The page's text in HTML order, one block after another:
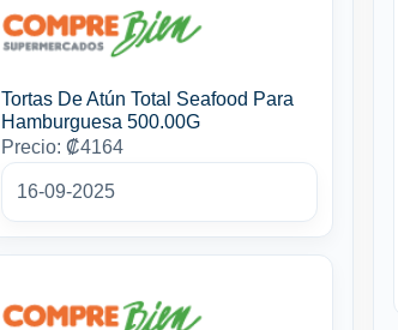
Tortas De Atún Total Seafood Para
Hamburguesa 500.00G
Precio: ₡4164
16-09-2025